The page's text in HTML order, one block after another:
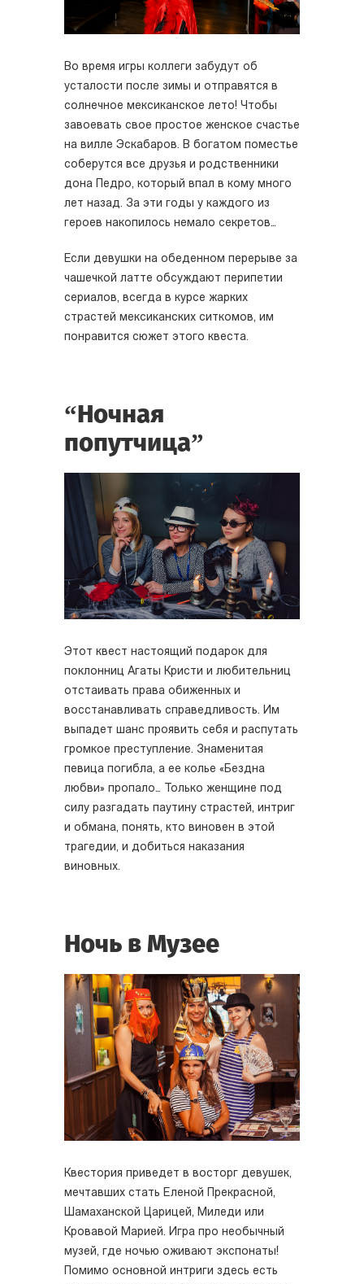
Во время игры коллеги забудут об
усталости после зимы и отправятся в
солнечное мексиканское лето! Чтобы
завоевать свое простое женское счастье
на вилле Эскабаров. В богатом поместье
соберутся все друзья и родственники
дона Педро, который впал в кому много
лет назад. За эти годы у каждого из
героев накопилось немало секретов…
Если девушки на обеденном перерыве за
чашечкой латте обсуждают перипетии
сериалов, всегда в курсе жарких
страстей мексиканских ситкомов, им
понравится сюжет этого квеста.
“Ночная
попутчица”
Этот квест настоящий подарок для
поклонниц Агаты Кристи и любительниц
отстаивать права обиженных и
восстанавливать справедливость. Им
выпадет шанс проявить себя и распутать
громкое преступление. Знаменитая
певица погибла, а ее колье «Бездна
любви» пропало… Только женщине под
силу разгадать паутину страстей, интриг
и обмана, понять, кто виновен в этой
трагедии, и добиться наказания
виновных.
Ночь в Музее
Квестория приведет в восторг девушек,
мечтавших стать Еленой Прекрасной,
Шамаханской Царицей, Миледи или
Кровавой Марией. Игра про необычный
музей, где ночью оживают экспонаты!
Помимо основной интриги здесь есть